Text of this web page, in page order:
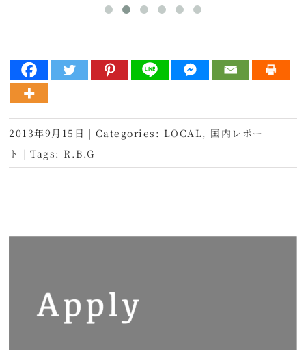
2013年9月15日 | Categories: LOCAL, 国内レポー
ト | Tags: R.B.G